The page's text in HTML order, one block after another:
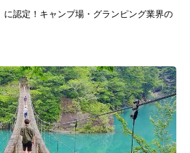
に認定！キャンプ場・グランピング業界の